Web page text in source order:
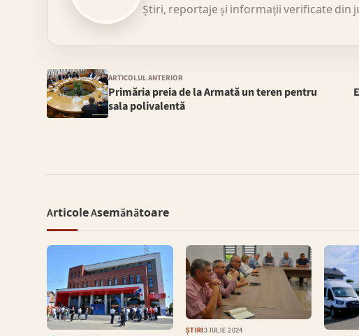
Știri, reportaje și informații verificate din
ARTICOLUL ANTERIOR
Primăria preia de la Armată un teren pentru
sala polivalentă
Articole Asemănătoare
ȘTIRI 3 IULIE 2024